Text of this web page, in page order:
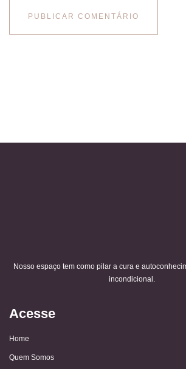
Nosso espaço tem como pilar a cura e
incondicional.
Acesse
Home
Quem Somos